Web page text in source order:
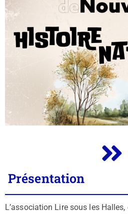
Présentation
L’association Lire sous les